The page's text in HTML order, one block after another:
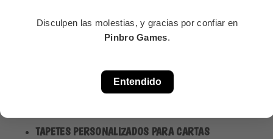
¿Quieres destacar por encima de tus competidores? No
completamente personalizados. Además de para jugar, por su
elegancia, sirven para adornar mesas de despachos de las
TAPETES PERSONALIZADOS PARA CARTAS
Disculpen las molestias, y gracias por confiar en
Pinbro Games.
Entendido